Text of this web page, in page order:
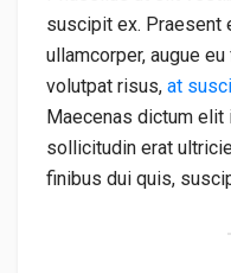
suscipit ex. Praesent
ullamcorper, augue
volutpat risus, at
Maecenas dictum
sollicitudin erat
finibus dui quis,